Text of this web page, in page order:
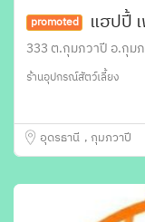
promoted แฮปปี้
333 ต.กุมภวาปี อ.กุม
ร้านอุปกรณ์สัตว์เลี้ยง
อุดรธานี กุมภวาปี